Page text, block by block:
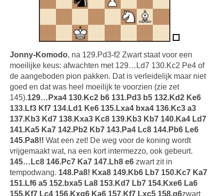
Jonny-Komodo, na 129.Pd3-f2 Zwart staat voor een
moeilijke keus: afwachten met 129…Ld7 130.Kc2 Pe4 of
de aangeboden pion pakken. Dat is verleidelijk maar niet
goed en dat was heel moeilijk te voorzien (zie zet
145).129…Pxa4 130.Kc2 b6 131.Pd3 b5 132.Kd2 Ke6
133.Lf3 Kf7 134.Ld1 Ke6 135.Lxa4 bxa4 136.Kc3 a3
137.Kb3 Kd7 138.Kxa3 Kc8 139.Kb3 Kb7 140.Ka4 Ld7
141.Ka5 Ka7 142.Pb2 Kb7 143.Pa4 Lc8 144.Pb6 Le6
145.Pa8!! Wat een zet! De weg voor de koning wordt
vrijgemaakt wat, na een kort intermezzo, ook gebeurt.
145…Lc8 146.Pc7 Ka7 147.Lh8 e6 zwart zit in
tempodwang. 148.Pa8! Kxa8 149.Kb6 Lb7 150.Kc7 Ka7
151.Lf6 a5 152.bxa5 La8 153.Kd7 Lb7 154.Kxe6 La6
155.Kf7 Lc4 156.Kxg6 Ka6 157.Kf7 Lxc5 158.g6zwart